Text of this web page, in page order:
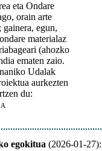
eta Ondare
orain arte
egun,
materialaz
(ahozko
ematen zaio.
Udalak
aurkezten
du:
egokitua (2026-01-27):